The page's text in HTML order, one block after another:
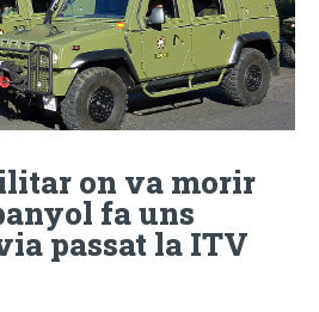
on va morir
fa uns
passat la ITV